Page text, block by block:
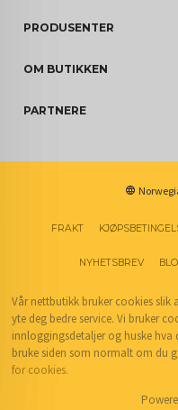
PRODUSENTER
OM BUTIKKEN
PARTNERE
FRAKT
NYHETSBREV
Vår nettbutikk bruker cookies slik
yte deg bedre service. Vi bruker
innloggingsdetaljer og huske hva
bruke siden som normalt om du
for cookies.